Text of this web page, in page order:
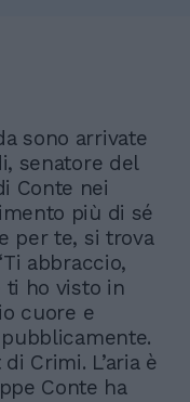
sono arrivate
senatore del
Conte nei
più di sé
per te, si trova
abbraccio,
ti ho visto in
cuore e
Crimi. L’aria è
Conte ha